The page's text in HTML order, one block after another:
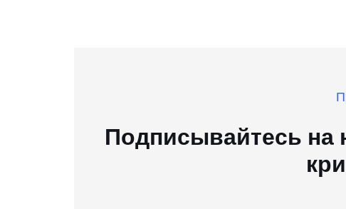
Подписывайтесь на